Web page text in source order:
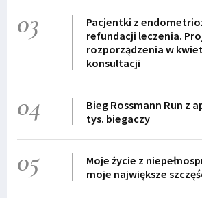
03
Pacjentki z
refundacji leczenia.
rozporządzenia w
konsultacji
04
Bieg Rossmann Run z
tys. biegaczy
05
Moje życie z
moje największe